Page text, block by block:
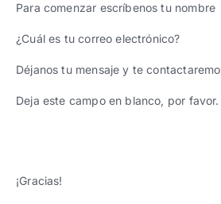
Para comenzar escríbenos tu nombre
¿Cuál es tu correo electrónico?
Déjanos tu mensaje y te
Deja este campo en blanco, por favor.
¡Gracias!